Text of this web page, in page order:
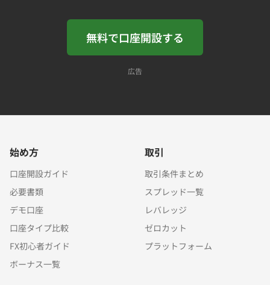
無料で口座開設する
広告
始め方
口座開設ガイド
必要書類
デモ口座
口座タイプ比較
FX初心者ガイド
ボーナス一覧
取引
取引条件まとめ
スプレッド一覧
レバレッジ
ゼロカット
プラットフォーム